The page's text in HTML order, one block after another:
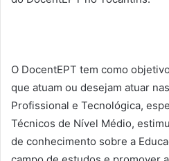
O DocentEPT tem como
que atuam ou desejam atuar
Profissional e Tecnológica,
Técnicos de Nível Médio,
de conhecimento sobre a